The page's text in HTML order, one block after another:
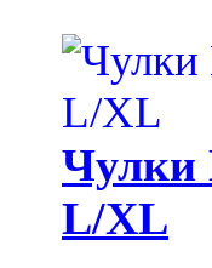
Чулки
L/XL